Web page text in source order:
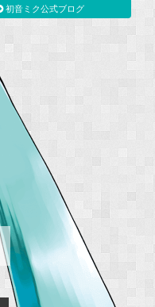
初音ミク公式ブログ